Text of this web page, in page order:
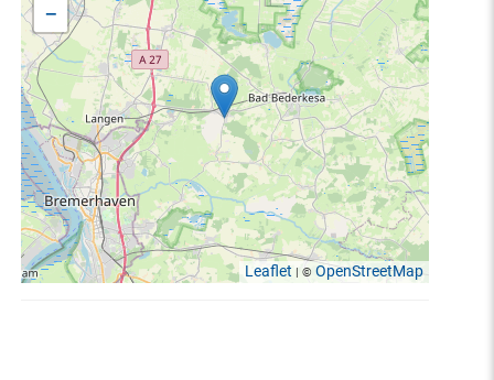
−
Leaflet | © OpenStreetMap